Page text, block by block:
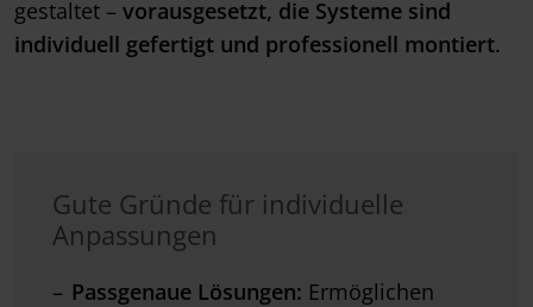
gestaltet – vorausgesetzt, die Systeme sind
individuell gefertigt und professionell montiert.
Gute Gründe für individuelle
Anpassungen
Passgenaue Lösungen: Ermöglichen